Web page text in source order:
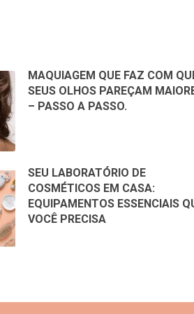
MAQUIAGEM QUE FAZ COM
SEUS OLHOS PAREÇAM
– PASSO A PASSO.
SEU LABORATÓRIO DE
COSMÉTICOS EM CASA:
EQUIPAMENTOS ESSENCIAIS
VOCÊ PRECISA